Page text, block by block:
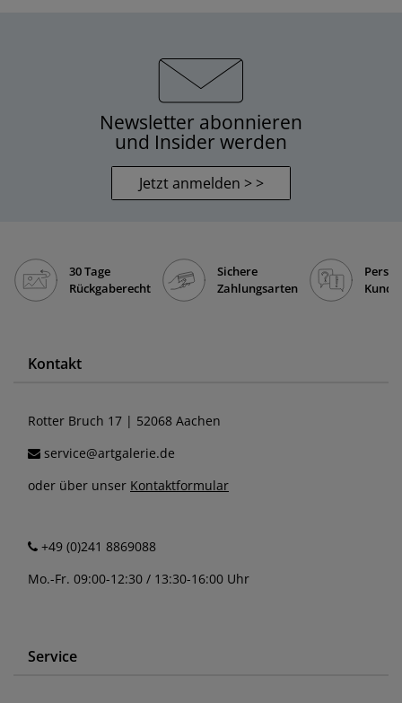
Newsletter abonnieren
und Insider werden
Jetzt anmelden > >
30 Tage
Rückgaberecht
Sichere
Zahlungsarten
Kontakt
Rotter Bruch 17 | 52068 Aachen
service@artgalerie.de
oder über unser Kontaktformular
+49 (0)241 8869088
Mo.-Fr. 09:00-12:30 / 13:30-16:00 Uhr
Service